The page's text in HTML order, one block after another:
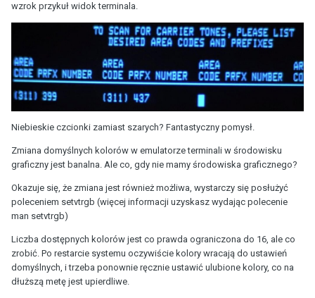
wzrok przykuł widok terminala.
Niebieskie czcionki zamiast szarych? Fantastyczny pomysł.
Zmiana domyślnych kolorów w emulatorze terminali w środowisku
graficzny jest banalna. Ale co, gdy nie mamy środowiska graficznego?
Okazuje się, że zmiana jest również możliwa, wystarczy się posłużyć
poleceniem setvtrgb (więcej informacji uzyskasz wydając polecenie
man setvtrgb)
Liczba dostępnych kolorów jest co prawda ograniczona do 16, ale co
zrobić. Po restarcie systemu oczywiście kolory wracają do ustawień
domyślnych, i trzeba ponownie ręcznie ustawić ulubione kolory, co na
dłuższą metę jest upierdliwe.